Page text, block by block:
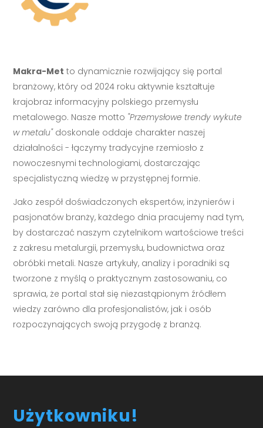
Makra-Met to dynamicznie rozwijający się portal
branżowy, który od 2024 roku aktywnie kształtuje
krajobraz informacyjny polskiego przemysłu
metalowego. Nasze motto "Przemysłowe trendy wykute
w metalu"doskonale oddaje charakter naszej
działalności - łączymy tradycyjne rzemiosło z
nowoczesnymi technologiami, dostarczając
specjalistyczną wiedzę w przystępnej formie.
Jako zespół doświadczonych ekspertów, inżynierów i
pasjonatów branży, każdego dnia pracujemy nad tym,
by dostarczać naszym czytelnikom wartościowe treści
z zakresu metalurgii, przemysłu, budownictwa oraz
obróbki metali. Nasze artykuły, analizy i poradniki są
tworzone z myślą o praktycznym zastosowaniu, co
sprawia, że portal stał się niezastąpionym źródłem
wiedzy zarówno dla profesjonalistów, jak i osób
rozpoczynających swoją przygodę z branżą.
Użytkowniku!